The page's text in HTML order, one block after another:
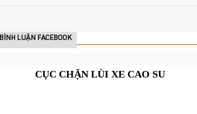
BÌNH LUẬN FACEBOOK
CỤC CHẶN LÙI XE CAO SU